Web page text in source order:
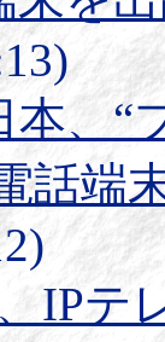
本、
話端
IPテ